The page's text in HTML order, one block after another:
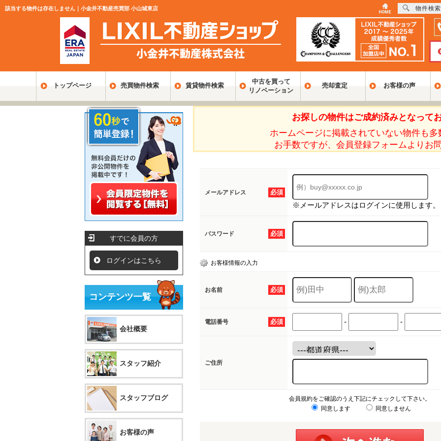
該当する物件は存在しません｜小金井不動産売買部 小山城東店
トップページ 売買物件検索 賃貸物件検索
中古を買って
リノベーション
売却査定 お客様の声
お探しの物件はご成約済みとなってお
ホームページに掲載されていない物件も多
お手数ですが、会員登録フォームよりお
必須
メールアドレス
※メールアドレスはログインに使用します。
必須
パスワード
お客様情報の入力
必須
お名前
必須
電話番号 - -
ご住所
会員規約をご確認のうえ下記にチェックして下さい。
同意します
同意しません
すでに会員の方
ログインはこちら
コンテンツ一覧
会社概要
スタッフ紹介
スタッフブログ
お客様の声
物件検索